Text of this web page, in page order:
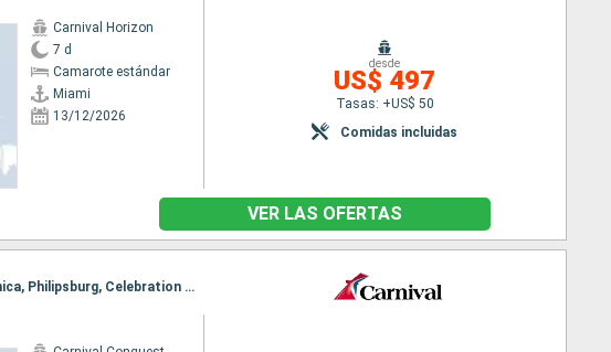
Carnival Horizon
7 d
Camarote estándar
Miami
13/12/2026
desde
US$ 497
Tasas: +US$ 50
Comidas incluidas
VER LAS OFERTAS
Itinerario : Miami, San Thomas, Pointe a pitre (Guadalupe), Santa Lucia, Martinica, Philipsburg, Celebration Key, Miami